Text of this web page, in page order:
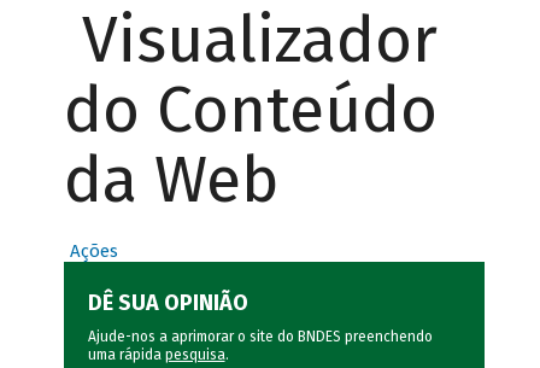
Visualizador
do Conteúdo
da Web
Ações
DÊ SUA OPINIÃO
Ajude-nos a aprimorar o site do BNDES preenchendo
uma rápida pesquisa.